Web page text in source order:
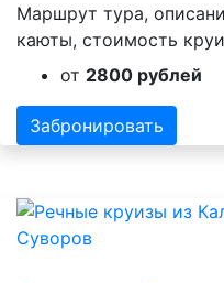
Маршрут тура,
каюты, стоимость
от 2800 рублей
Забронировать